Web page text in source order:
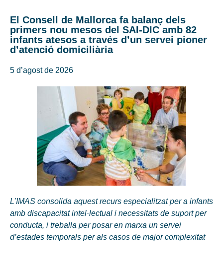
El Consell de Mallorca fa balanç dels
primers nou mesos del SAI-DIC amb 82
infants atesos a través d’un servei pioner
d’atenció domiciliària
5 d’agost de 2026
L’IMAS consolida aquest recurs especialitzat per a infants
amb discapacitat intel·lectual i necessitats de suport per
conducta, i treballa per posar en marxa un servei
d’estades temporals per als casos de major complexitat